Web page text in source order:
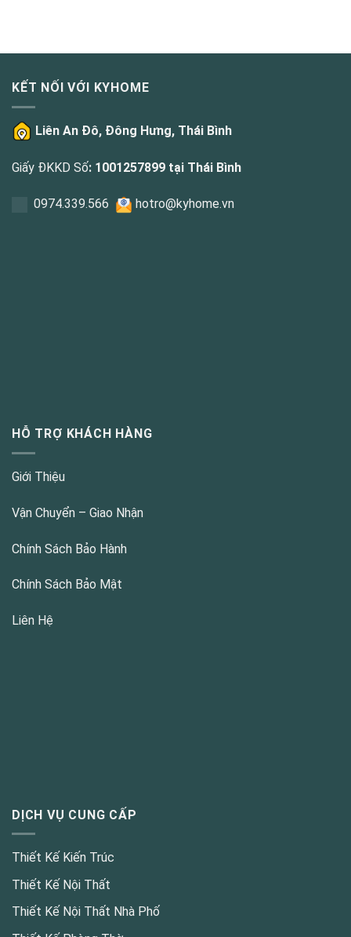
KẾT NỐI VỚI KYHOME
Liên An Đô, Đông Hưng, Thái Bình
Giấy ĐKKD Số: 1001257899 tại Thái Bình
0974.339.566 hotro@kyhome.vn
HỖ TRỢ KHÁCH HÀNG
Giới Thiệu
Vận Chuyển – Giao Nhận
Chính Sách Bảo Hành
Chính Sách Bảo Mật
Liên Hệ
DỊCH VỤ CUNG CẤP
Thiết Kế Kiến Trúc
Thiết Kế Nội Thất
Thiết Kế Nội Thất Nhà Phố